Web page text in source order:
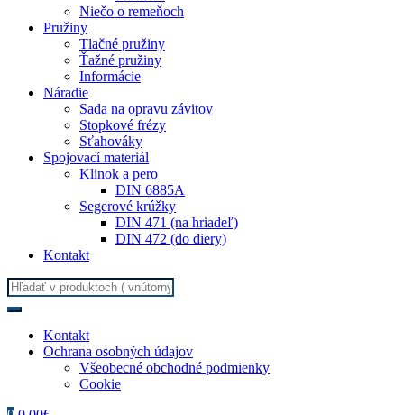
Niečo o remeňoch
Pružiny
Tlačné pružiny
Ťažné pružiny
Informácie
Náradie
Sada na opravu závitov
Stopkové frézy
Sťahováky
Spojovací materiál
Klinok a pero
DIN 6885A
Segerové krúžky
DIN 471 (na hriadeľ)
DIN 472 (do diery)
Kontakt
Search
for:
Kontakt
Ochrana osobných údajov
Všeobecné obchodné podmienky
Cookie